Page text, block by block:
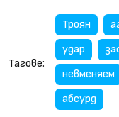
Тагове:
Троян
удар
невменяем
абсурд